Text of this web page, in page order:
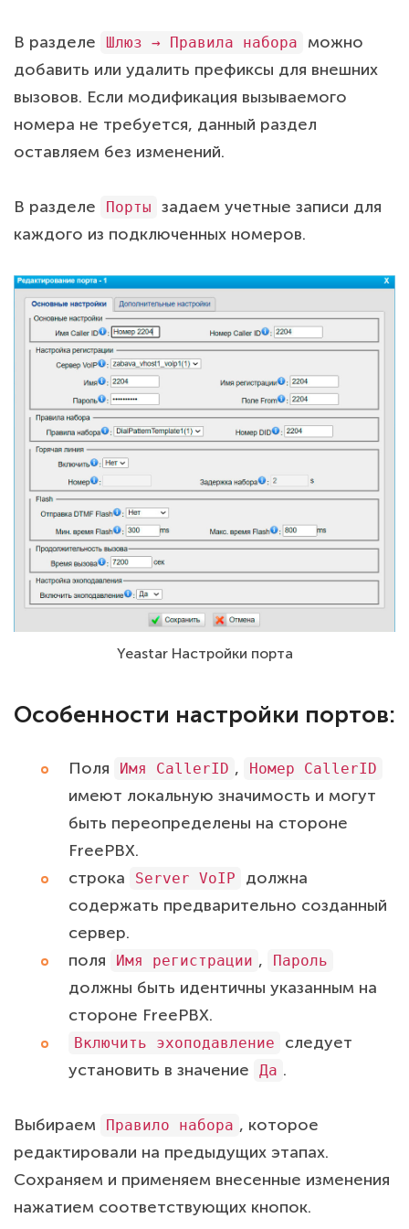
В разделе Шлюз → Правила набора
можно
добавить или удалить префиксы для внешних
вызовов. Если модификация вызываемого
номера не требуется, данный раздел
оставляем без изменений.
В разделе Порты
задаем учетные записи для
каждого из подключенных номеров.
Yeastar Настройки порта
Особенности настройки портов:
Поля Имя CallerID , Номер CallerID
имеют локальную значимость и могут
быть переопределены на стороне
FreePBX.
строка
Server VoIP
должна
содержать предварительно созданный
сервер.
поля
Имя регистрации , Пароль
должны быть идентичны указанным на
стороне FreePBX.
Включить эхоподавление
следует
установить в значение
Да .
Выбираем Правило набора , которое
редактировали на предыдущих этапах.
Сохраняем и применяем внесенные изменения
нажатием соответствующих кнопок.